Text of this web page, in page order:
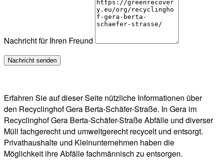
Nachricht für Ihren Freund
Erfahren Sie auf dieser Seite nützliche Informationen über
den Recyclinghof Gera Berta-Schäfer-Straße. In Gera im
Recyclinghof Gera Berta-Schäfer-Straße Abfälle und diverser
Müll fachgerecht und umweltgerecht recycelt und entsorgt.
Privathaushalte und Kleinunternehmen haben die
Möglichkeit ihre Abfälle fachmännisch zu entsorgen.